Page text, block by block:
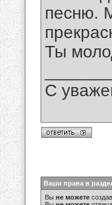
песню.
Ты
С
Ваши права в
Вы не можете